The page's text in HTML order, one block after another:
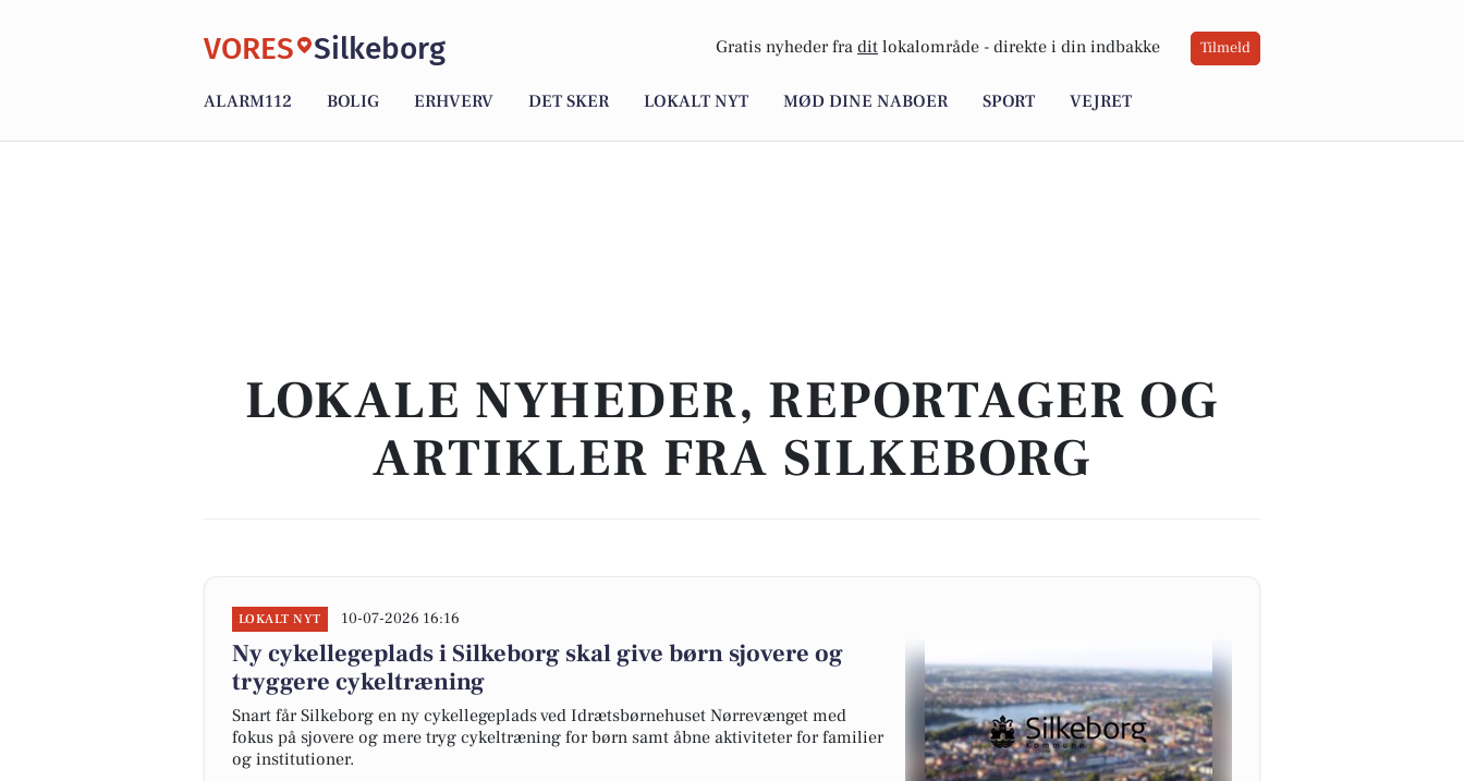
VORES Silkeborg Gratis nyheder fra dit lokalområde - direkte i din indbakke Tilmeld
ALARM112 BOLIG ERHVERV DET SKER LOKALT NYT MØD DINE NABOER SPORT VEJRET
LOKALE NYHEDER, REPORTAGER OG
ARTIKLER FRA SILKEBORG
LOKALT NYT 10-07-2026 16:16
Ny cykellegeplads i Silkeborg skal give børn sjovere og
tryggere cykeltræning
Snart får Silkeborg en ny cykellegeplads ved Idrætsbørnehuset Nørrevænget med
fokus på sjovere og mere tryg cykeltræning for børn samt åbne aktiviteter for familier
og institutioner.